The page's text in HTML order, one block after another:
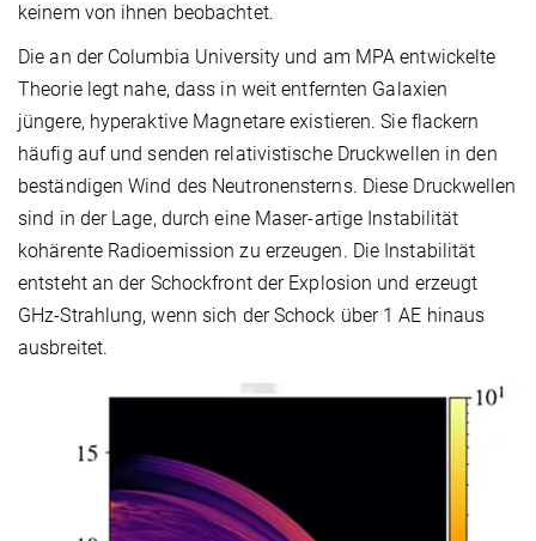
keinem von ihnen beobachtet.
Die an der Columbia University und am MPA entwickelte
Theorie legt nahe, dass in weit entfernten Galaxien
jüngere, hyperaktive Magnetare existieren. Sie flackern
häufig auf und senden relativistische Druckwellen in den
beständigen Wind des Neutronensterns. Diese Druckwellen
sind in der Lage, durch eine Maser-artige Instabilität
kohärente Radioemission zu erzeugen. Die Instabilität
entsteht an der Schockfront der Explosion und erzeugt
GHz-Strahlung, wenn sich der Schock über 1 AE hinaus
ausbreitet.